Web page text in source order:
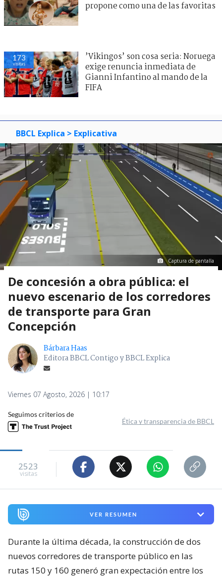
propone como una de las favoritas
173
visitas
’Vikingos’ son cosa seria: Noruega
exige renuncia inmediata de
Gianni Infantino al mando de la
FIFA
BBCL Explica > Explicativa
Captura de pantalla
De concesión a obra pública: el
nuevo escenario de los corredores
de transporte para Gran
Concepción
Bárbara Haas
Editora BBCL Contigo y BBCL Explica
Viernes 07 Agosto, 2026 | 10:17
Seguimos criterios de
Ética y transparencia de BBCL
2523
visitas
VER RESUMEN
Durante la última década, la construcción de dos
nuevos corredores de transporte público en las
rutas 150 y 160 generó gran expectación entre los